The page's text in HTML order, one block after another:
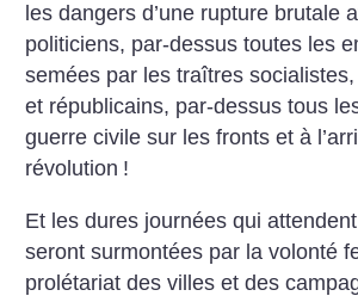
les dangers d’une rupture brutale
politiciens, par-dessus toutes les
semées par les traîtres
et républicains, par-dessus tous
guerre civile sur les fronts et à
révolution !
Et les dures journées qui
seront surmontées par la volonté
prolétariat des villes et des